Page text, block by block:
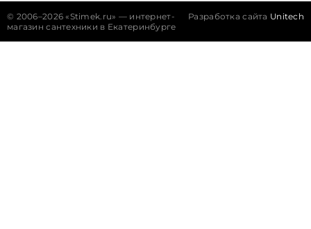
© 2006–2026 «Stimek.ru» — интернет-
магазин сантехники в Екатеринбурге
Разработка сайта Unitech